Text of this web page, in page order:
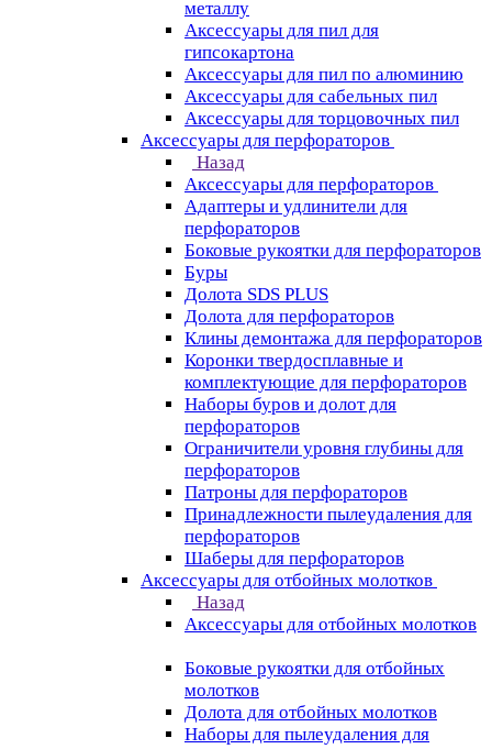
металлу
Аксессуары для пил для
гипсокартона
Аксессуары для пил по алюминию
Аксессуары для сабельных пил
Аксессуары для торцовочных пил
Аксессуары для перфораторов
Назад
Аксессуары для перфораторов
Адаптеры и удлинители для
перфораторов
Боковые рукоятки для перфораторов
Буры
Долота SDS PLUS
Долота для перфораторов
Клины демонтажа для перфораторов
Коронки твердосплавные и
комплектующие для перфораторов
Наборы буров и долот для
перфораторов
Ограничители уровня глубины для
перфораторов
Патроны для перфораторов
Принадлежности пылеудаления для
перфораторов
Шаберы для перфораторов
Аксессуары для отбойных молотков
Назад
Аксессуары для отбойных молотков
Боковые рукоятки для отбойных
молотков
Долота для отбойных молотков
Наборы для пылеудаления для